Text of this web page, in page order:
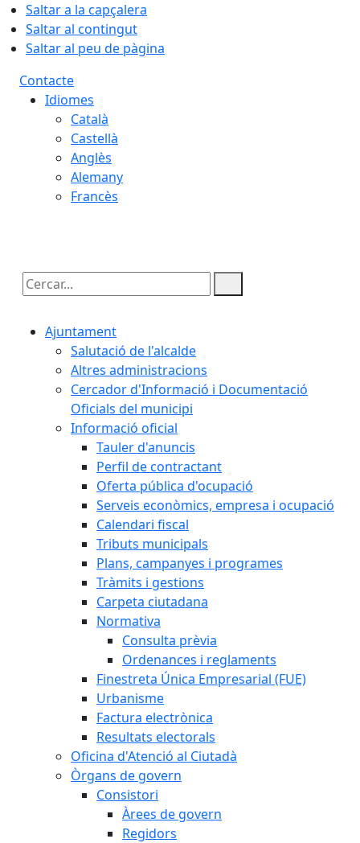
Saltar a la capçalera
Saltar al contingut
Saltar al peu de pàgina
Contacte
Idiomes
Català
Castellà
Anglès
Alemany
Francès
Cercar:
Ajuntament
Salutació de l'alcalde
Altres administracions
Cercador d'Informació i Documentació
Oficials del municipi
Informació oficial
Tauler d'anuncis
Perfil de contractant
Oferta pública d'ocupació
Serveis econòmics, empresa i ocupació
Calendari fiscal
Tributs municipals
Plans, campanyes i programes
Tràmits i gestions
Carpeta ciutadana
Normativa
Consulta prèvia
Ordenances i reglaments
Finestreta Única Empresarial (FUE)
Urbanisme
Factura electrònica
Resultats electorals
Oficina d'Atenció al Ciutadà
Òrgans de govern
Consistori
Àrees de govern
Regidors